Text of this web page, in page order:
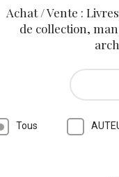
Achat / Vente :
de collection,
Tous